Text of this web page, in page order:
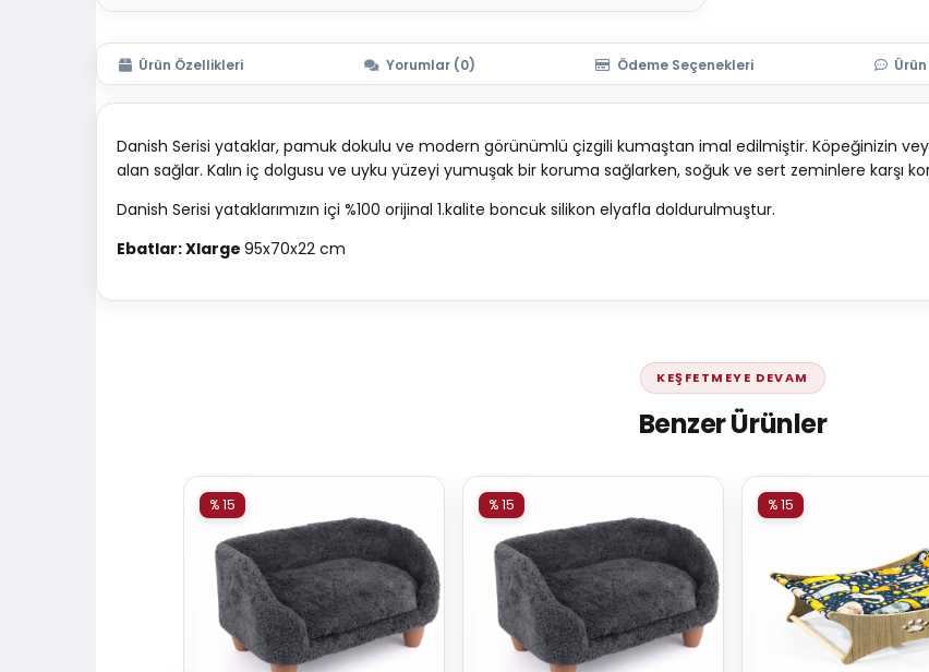
Ürün Özellikleri Yorumlar (0) Ödeme Seçenekleri
Danish Serisi yataklar, pamuk dokulu ve modern görünümlü çizgili kumaştan imal edilmiştir. Köpeğinizin
alan sağlar. Kalın iç dolgusu ve uyku yüzeyi yumuşak bir koruma sağlarken, soğuk ve sert zeminlere karşı
Danish Serisi yataklarımızın içi %100 orijinal 1.kalite boncuk silikon elyafla doldurulmuştur.
Ebatlar: Xlarge 95x70x22 cm
KEŞFETMEYE DEVAM
Benzer Ürünler
% 15 % 15 % 15